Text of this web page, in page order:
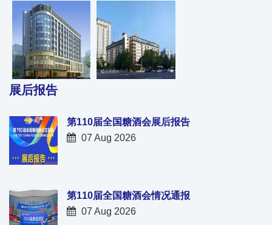
展后报告
第110届全国糖酒会展后报告
07 Aug 2026
第110届全国糖酒会情况通报
07 Aug 2026